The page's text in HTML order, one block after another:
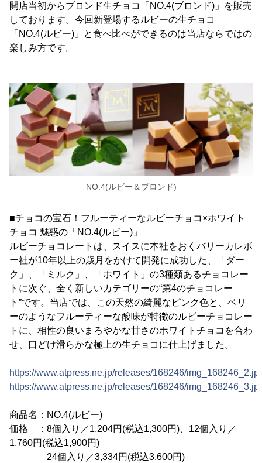
開店当初からブロンド生チョコ「NO.4(ブロンド)」を販売
しております。今回新登場するルビーの生チョコ
「NO.4(ルビー)」と食べ比べができるのは当店ならではの
楽しみ方です。
NO.4(ルビー＆ブロンド)
■チョコの宝石！フルーティーなルビーチョコ×ホワイト
チョコ 魅惑の「NO.4(ルビー)」
ルビーチョコレートは、スイスに本社をおくバリーカレボ
ー社が10年以上の歳月をかけて開発に成功した、「ダー
ク」、「ミルク」、「ホワイト」の3種類あるチョコレー
トに次ぐ、全く新しいカテゴリーの“第4のチョコレー
ト”です。当店では、この天然の綺麗なピンク色と、ベリ
ーのようなフルーティーな酸味が特徴のルビーチョコレー
トに、相性の良いまろやかな甘さのホワイトチョコを合わ
せ、口どけ滑らかな極上の生チョコに仕上げました。
https://www.atpress.ne.jp/releases/168246/
https://www.atpress.ne.jp/releases/168246/
商品名：NO.4(ルビー)
価格 ：8個入り／1,204円(税込1,300円)、12個入り／
1,760円(税込1,900円)
24個入り／3,334円(税込3,600円)